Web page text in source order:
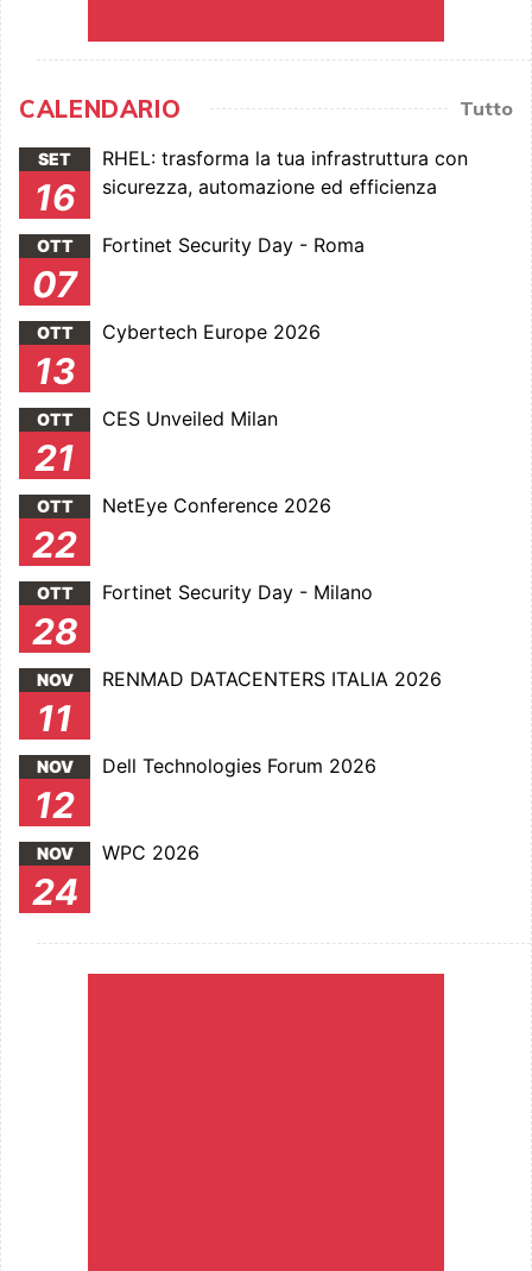
CALENDARIO Tutto
SET
16
RHEL: trasforma la tua infrastruttura con
sicurezza, automazione ed efficienza
OTT
07
Fortinet Security Day - Roma
OTT
13
Cybertech Europe 2026
OTT
21
CES Unveiled Milan
OTT
22
NetEye Conference 2026
OTT
28
Fortinet Security Day - Milano
NOV
11
RENMAD DATACENTERS ITALIA 2026
NOV
12
Dell Technologies Forum 2026
NOV
24
WPC 2026